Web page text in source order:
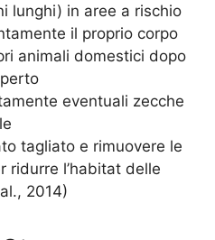
lunghi) in aree a rischio
il proprio corpo
animali domestici dopo
eventuali zecche
tagliato e rimuovere le
ridurre l’habitat delle
2014)